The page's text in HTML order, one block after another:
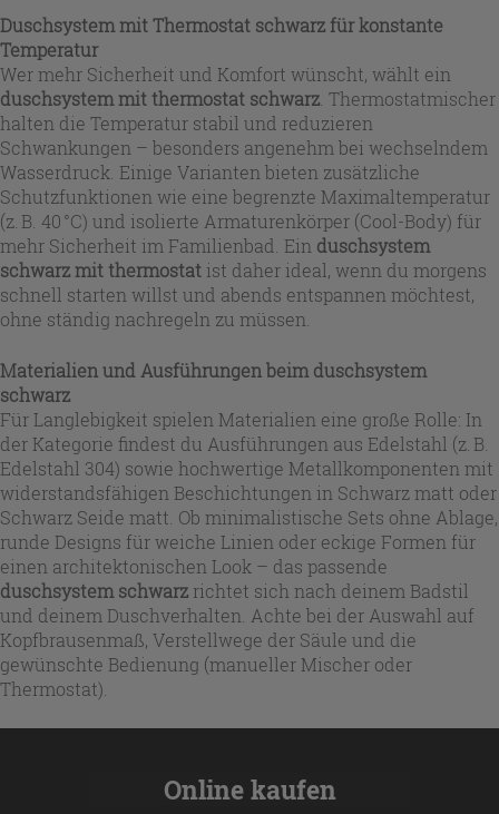
Duschsystem mit Thermostat schwarz für konstante
Temperatur
Wer mehr Sicherheit und Komfort wünscht, wählt ein
duschsystem mit thermostat schwarz . Thermostatmischer
halten die Temperatur stabil und reduzieren
Schwankungen – besonders angenehm bei wechselndem
Wasserdruck. Einige Varianten bieten zusätzliche
Schutzfunktionen wie eine begrenzte Maximaltemperatur
(z. B. 40 °C) und isolierte Armaturenkörper (Cool-Body) für
mehr Sicherheit im Familienbad. Ein duschsystem
schwarz mit thermostat ist daher ideal, wenn du morgens
schnell starten willst und abends entspannen möchtest,
ohne ständig nachregeln zu müssen.
Materialien und Ausführungen beim duschsystem
schwarz
Für Langlebigkeit spielen Materialien eine große Rolle: In
der Kategorie findest du Ausführungen aus Edelstahl (z. B.
Edelstahl 304) sowie hochwertige Metallkomponenten mit
widerstandsfähigen Beschichtungen in Schwarz matt oder
Schwarz Seide matt. Ob minimalistische Sets ohne Ablage,
runde Designs für weiche Linien oder eckige Formen für
einen architektonischen Look – das passende
duschsystem schwarz richtet sich nach deinem Badstil
und deinem Duschverhalten. Achte bei der Auswahl auf
Kopfbrausenmaß, Verstellwege der Säule und die
gewünschte Bedienung (manueller Mischer oder
Thermostat).
Online kaufen